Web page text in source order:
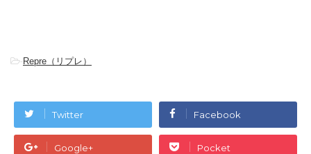
-Repre（リプレ）
Twitter Facebook
Google+ Pocket